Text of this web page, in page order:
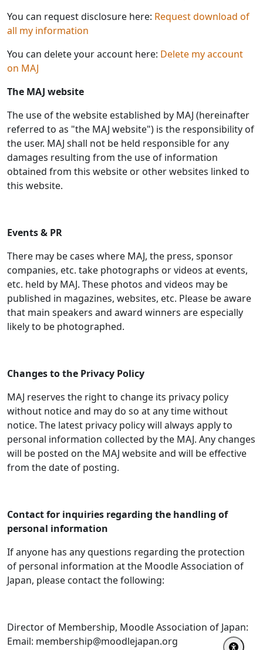
You can request disclosure here: Request download of
all my information
You can delete your account here: Delete my account
on MAJ
The MAJ website
The use of the website established by MAJ (hereinafter
referred to as "the MAJ website") is the responsibility of
the user. MAJ shall not be held responsible for any
damages resulting from the use of information
obtained from this website or other websites linked to
this website.
Events & PR
There may be cases where MAJ, the press, sponsor
companies, etc. take photographs or videos at events,
etc. held by MAJ. These photos and videos may be
published in magazines, websites, etc. Please be aware
that main speakers and award winners are especially
likely to be photographed.
Changes to the Privacy Policy
MAJ reserves the right to change its privacy policy
without notice and may do so at any time without
notice. The latest privacy policy will always apply to
personal information collected by the MAJ. Any changes
will be posted on the MAJ website and will be effective
from the date of posting.
Contact for inquiries regarding the handling of
personal information
If anyone has any questions regarding the protection
of personal information at the Moodle Association of
Japan, please contact the following:
Director of Membership, Moodle Association of Japan:
Email: membership@moodlejapan.org